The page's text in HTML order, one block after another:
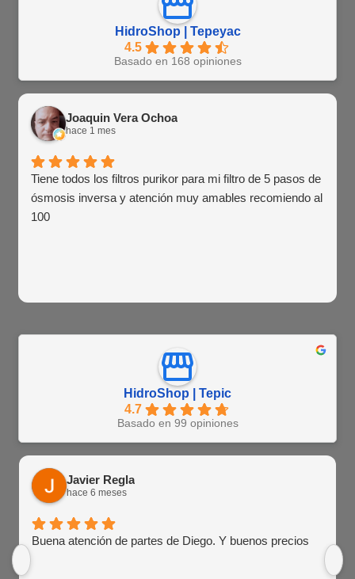
HidroShop | Tepeyac
4.5
Basado en 168 opiniones
Joaquin Vera Ochoa
hace 1 mes
Tiene todos los filtros purikor para mi filtro de 5 pasos de
ósmosis inversa y atención muy amables recomiendo al
100
HidroShop | Tepic
4.7
Basado en 99 opiniones
Javier Regla
hace 6 meses
Buena atención de partes de Diego. Y buenos precios